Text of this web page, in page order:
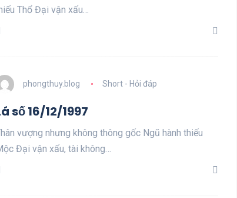
Thổ Đại vận xấu…
phongthuy.blog Short - Hỏi đáp
số 16/12/1997
vượng nhưng không thông gốc Ngũ hành thiếu
Đại vận xấu, tài không…